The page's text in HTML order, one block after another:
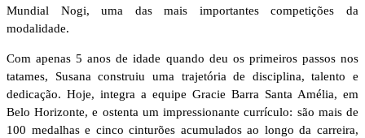
Mundial Nogi, uma das mais importantes competições da
modalidade.
Com apenas 5 anos de idade quando deu os primeiros passos nos
tatames, Susana construiu uma trajetória de disciplina, talento e
dedicação. Hoje, integra a equipe Gracie Barra Santa Amélia, em
Belo Horizonte, e ostenta um impressionante currículo: são mais de
100 medalhas e cinco cinturões acumulados ao longo da carreira,